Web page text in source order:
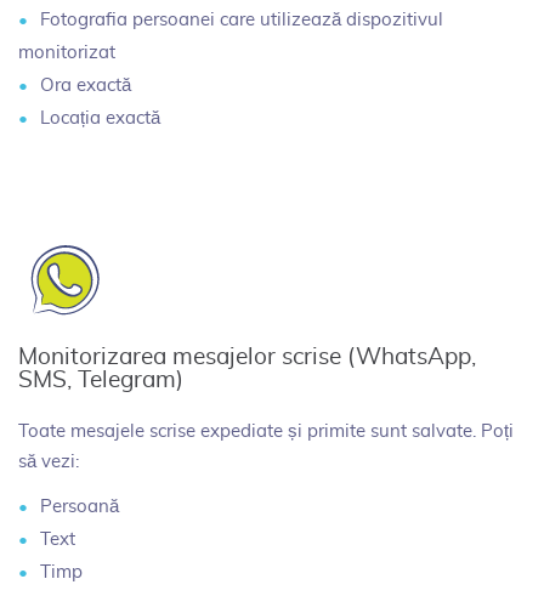
Fotografia persoanei care utilizează dispozitivul
monitorizat
Ora exactă
Locația exactă
Monitorizarea mesajelor scrise (WhatsApp,
SMS, Telegram)
Toate mesajele scrise expediate și primite sunt salvate. Poți
să vezi:
Persoană
Text
Timp